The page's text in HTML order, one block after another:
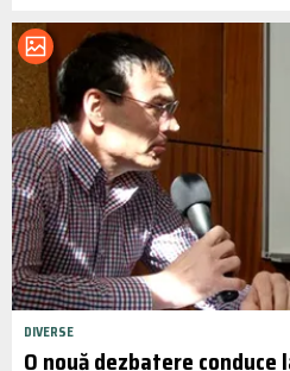
DIVERSE
O nouă dezbatere conduce